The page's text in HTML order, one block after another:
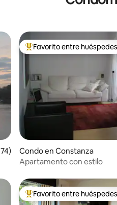
promedio: 4.87 de 5, 174
Favorito entre huéspedes
Favorito entre huéspedes
Condo en Constanza
Apartamento con estilo
Favorito entre huéspedes
Favorito entre huéspedes